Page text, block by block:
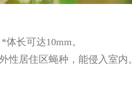
体长可达10mm。
性居住区蝇种，能侵入室内